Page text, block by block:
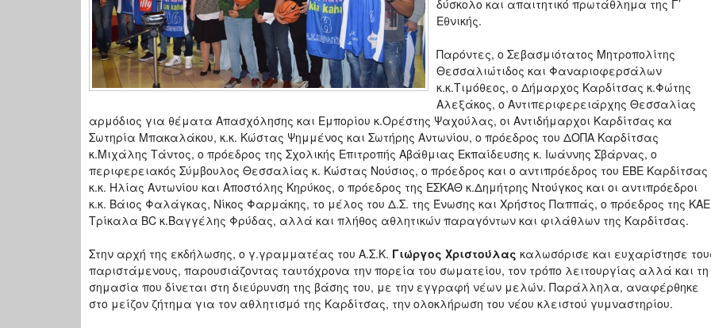
δύσκολο και απαιτητικό πρωτάθλημα της Γ’
Εθνικής.
Παρόντες, ο Σεβασμιότατος Μητροπολίτης
Θεσσαλιώτιδος και Φαναριοφερσάλων
κ.κ.Τιμόθεος, ο Δήμαρχος Καρδίτσας κ.Φώτης
Αλεξάκος, ο Αντιπεριφερειάρχης Θεσσαλίας
αρμόδιος για θέματα Απασχόλησης και Εμπορίου κ.Ορέστης Ψαχούλας, οι Αντιδήμαρχοι Καρδίτσας κα
Σωτηρία Μπακαλάκου, κ.κ. Κώστας Ψημμένος και Σωτήρης Αντωνίου, ο πρόεδρος του ΔΟΠΑ Καρδίτσας
κ.Μιχάλης Τάντος, ο πρόεδρος της Σχολικής Επιτροπής Αβάθμιας Εκπαίδευσης κ. Ιωάννης Σβάρνας, ο
περιφερειακός Σύμβουλος Θεσσαλίας κ. Κώστας Νούσιος, ο πρόεδρος και ο αντιπρόεδρος του ΕΒΕ Καρδίτσας
κ.κ. Ηλίας Αντωνίου και Αποστόλης Κηρύκος, ο πρόεδρος της ΕΣΚΑΘ κ.Δημήτρης Ντούγκος και οι αντιπρόεδροι
κ.κ. Βάιος Φαλάγκας, Νίκος Φαρμάκης, το μέλος του Δ.Σ. της Ένωσης και Χρήστος Παππάς, ο πρόεδρος της ΚΑΕ
Τρίκαλα BC κ.Βαγγέλης Φρύδας, αλλά και πλήθος αθλητικών παραγόντων και φιλάθλων της Καρδίτσας.
Στην αρχή της εκδήλωσης, ο γ.γραμματέας του Α.Σ.Κ. Γιώργος Χριστούλας καλωσόρισε και ευχαρίστησε
παριστάμενους, παρουσιάζοντας ταυτόχρονα την πορεία του σωματείου, τον τρόπο λειτουργίας αλλά και τη
σημασία που δίνεται στη διεύρυνση της βάσης του, με την εγγραφή νέων μελών. Παράλληλα, αναφέρθηκε
στο μείζον ζήτημα για τον αθλητισμό της Καρδίτσας, την ολοκλήρωση του νέου κλειστού γυμναστηρίου.